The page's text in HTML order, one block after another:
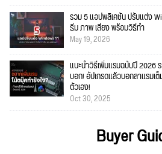
รวม 5 แอปพลิเคชัน ปรับแต่ง
ธีม ภาพ เสียง พร้อมวิธีทำ
May 19, 2026
แนะนำวิธีเพิ่มแรมฉบับปี 2026
บอก! อัปเกรดแล้วบอกลาแรมเ
ตัวเอง!
Oct 30, 2025
Buyer